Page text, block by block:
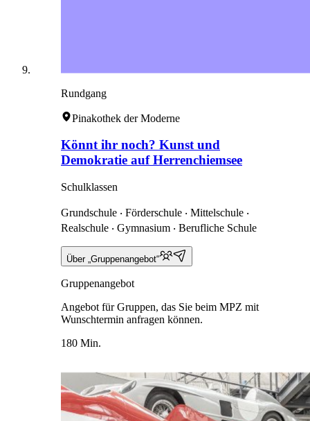
Rundgang
Pinakothek der Moderne
Könnt ihr noch? Kunst und
Demokratie auf Herrenchiemsee
Schulklassen
Grundschule ‧ Förderschule ‧ Mittelschule ‧
Realschule ‧ Gymnasium ‧ Berufliche Schule
Über „Gruppenangebot“
Gruppenangebot
Angebot für Gruppen, das Sie beim MPZ mit
Wunschtermin anfragen können.
180 Min.